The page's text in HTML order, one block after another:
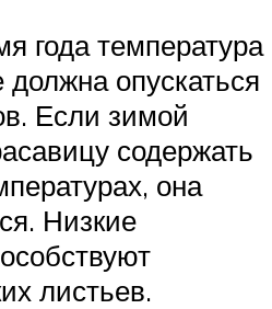
года температура
опускаться
Если зимой
содержать
она
Низкие
листьев.